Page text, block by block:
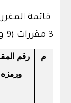
قائمة
3 مقررات (9 وحدات) مما يلي:
م
رقم
ورمزه